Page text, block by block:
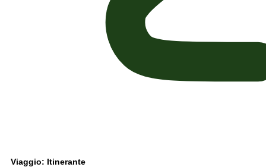
Viaggio: Itinerante